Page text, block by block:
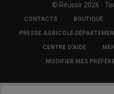
© Réussir 2026 -
FOOTER
COPYRIGHT
CONTACTS BOUTIQUE
PRESSE AGRICOLE
CENTRE D'AIDE
MODIFIER MES